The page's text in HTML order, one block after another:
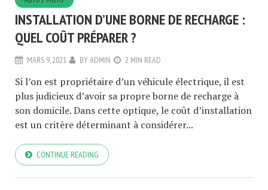
INSTALLATION D’UNE BORNE DE RECHARGE :
QUEL COÛT PRÉPARER ?
MARS 9, 2021 BYADMIN 2 MIN READ
Si l’on est propriétaire d’un véhicule électrique, il est
plus judicieux d’avoir sa propre borne de recharge à
son domicile. Dans cette optique, le coût d’installation
est un critère déterminant à considérer...
CONTINUE READING